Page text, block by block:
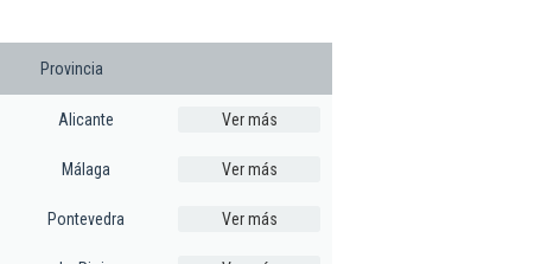
Provincia
Alicante Ver más
Málaga Ver más
Pontevedra Ver más